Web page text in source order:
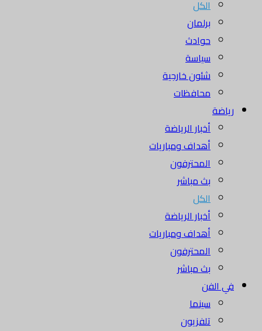
الكل
برلمان
حوادث
سياسة
شئون خارجية
محافظات
رياضة
أخبار الرياضة
أهداف ومباريات
المحترفون
بث مباشر
الكل
أخبار الرياضة
أهداف ومباريات
المحترفون
بث مباشر
في الفن
سينما
تلفزيون